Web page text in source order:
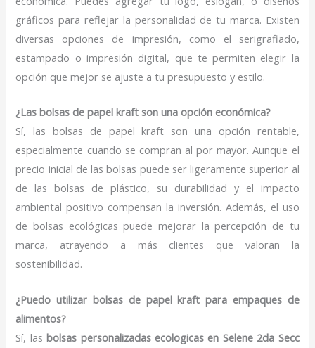
gráficos para reflejar la personalidad de tu marca. Existen
diversas opciones de impresión, como el serigrafiado,
estampado o impresión digital, que te permiten elegir la
opción que mejor se ajuste a tu presupuesto y estilo.
¿Las bolsas de papel kraft son una opción económica?
Sí, las bolsas de papel kraft son una opción rentable,
especialmente cuando se compran al por mayor. Aunque el
precio inicial de las bolsas puede ser ligeramente superior al
de las bolsas de plástico, su durabilidad y el impacto
ambiental positivo compensan la inversión. Además, el uso
de bolsas ecológicas puede mejorar la percepción de tu
marca, atrayendo a más clientes que valoran la
sostenibilidad.
¿Puedo utilizar bolsas de papel kraft para empaques de
alimentos?
Sí, lasbolsas personalizadas ecologicas en Selene 2da Secc